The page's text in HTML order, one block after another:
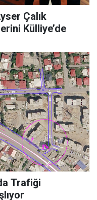
Çalık
Külliye’de
Trafiği